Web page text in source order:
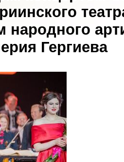
народного
Гергиева